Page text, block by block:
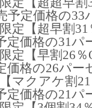
予定価格の33
限定【超早割
定価格の31パ
限定【早割26
価格の26パー
【マクアケ割
定価格の21パ